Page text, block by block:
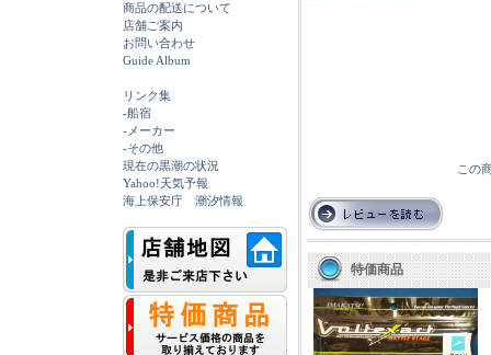
商品の配送について
店舗ご案内
お問い合わせ
Guide Album
リンク集
-船宿
-メーカー
-その他
現在の黒潮の状況
Yahoo!天気予報
海上保安庁 潮汐情報
この
特価商品